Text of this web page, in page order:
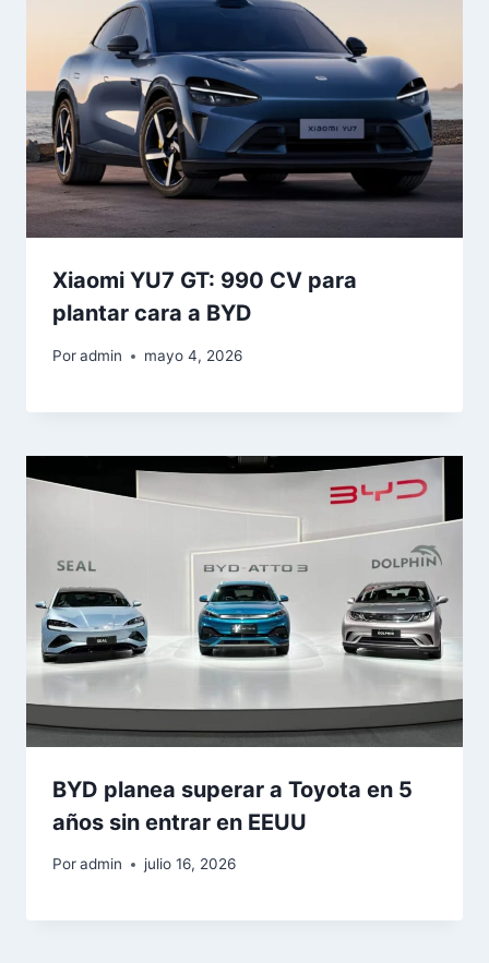
Xiaomi YU7 GT: 990 CV para
plantar cara a BYD
Poradmin mayo 4, 2026
BYD planea superar a Toyota en 5
años sin entrar en EEUU
Poradmin julio 16, 2026